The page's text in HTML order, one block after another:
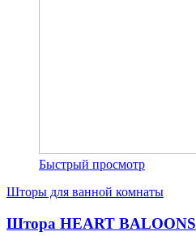
Быстрый просмотр
Шторы для ванной комнаты
Штора HEART BALOONS